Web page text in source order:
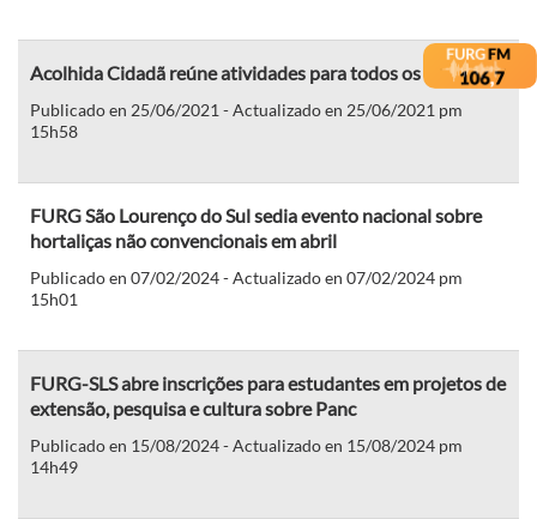
Acolhida Cidadã reúne atividades para todos os públicos
Publicado en 25/06/2021 - Actualizado en 25/06/2021 pm
15h58
FURG São Lourenço do Sul sedia evento nacional sobre
hortaliças não convencionais em abril
Publicado en 07/02/2024 - Actualizado en 07/02/2024 pm
15h01
FURG-SLS abre inscrições para estudantes em projetos de
extensão, pesquisa e cultura sobre Panc
Publicado en 15/08/2024 - Actualizado en 15/08/2024 pm
14h49